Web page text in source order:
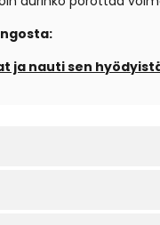
ja nauti sen